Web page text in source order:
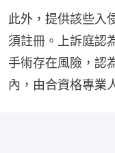
此外，提供該些入
須註冊。上訴庭認
手術存在風險，認
內，由合資格專業